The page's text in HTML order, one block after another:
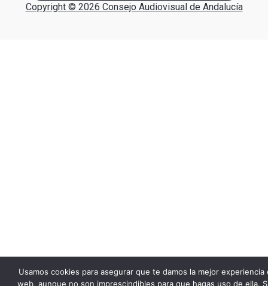
Copyright © 2026 Consejo Audiovisual de Andalucía
Usamos cookies para asegurar que te damos la mejor experiencia
web, aunque no son imprescindibles para que hagas uso de ella.